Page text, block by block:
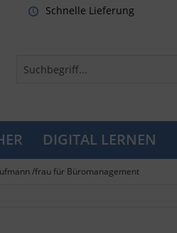
Schnelle Lieferung
DIGITAL LERNEN
/frau für Büromanagement